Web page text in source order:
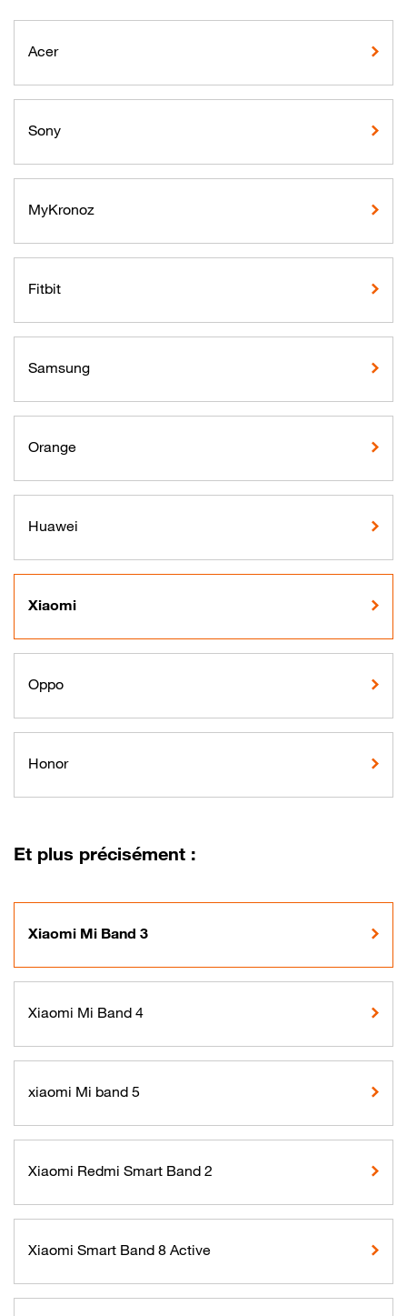
Acer
Sony
MyKronoz
Fitbit
Samsung
Orange
Huawei
Xiaomi
Oppo
Honor
Et plus précisément :
Xiaomi Mi Band 3
Xiaomi Mi Band 4
xiaomi Mi band 5
Xiaomi Redmi Smart Band 2
Xiaomi Smart Band 8 Active